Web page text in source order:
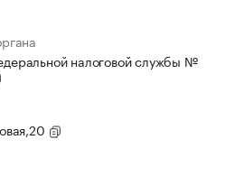
налоговой службы №